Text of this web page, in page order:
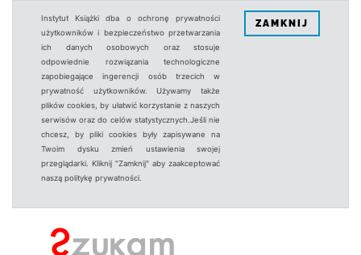
Instytut Książki dba o ochronę prywatności
użytkowników i bezpieczeństwo przetwarzania
ich danych osobowych oraz stosuje
odpowiednie rozwiązania technologiczne
zapobiegające ingerencji osób trzecich w
prywatność użytkowników. Używamy także
plików cookies, by ułatwić korzystanie z naszych
serwisów oraz do celów statystycznych.Jeśli nie
chcesz, by pliki cookies były zapisywane na
Twoim dysku zmień ustawienia swojej
przeglądarki. Kliknij "Zamknij" aby zaakceptować
naszą politykę prywatności.
ZAMKNIJ